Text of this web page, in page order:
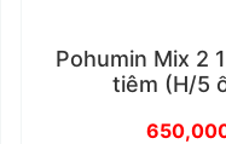
Pohumin Mix 2
tiêm (H/5